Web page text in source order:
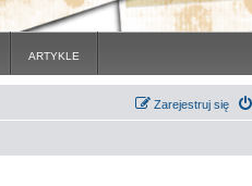
ARTYKLE
Zarejestruj się